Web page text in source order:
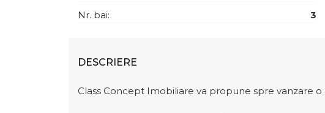
Nr. bai:
3
DESCRIERE
Class Concept Imobiliare va propune spre vanzare